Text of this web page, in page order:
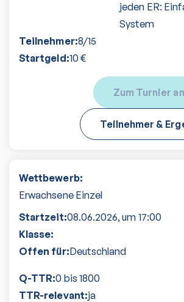
jeden ER:
System
Teilnehmer:8/15
Startgeld:10 €
Zum Turnier
Teilnehmer &
Wettbewerb:
Erwachsene Einzel
Startzeit:08.06.2026, um 17:00
Klasse:
Offen für:Deutschland
Q-TTR:0 bis 1800
TTR-relevant:ja